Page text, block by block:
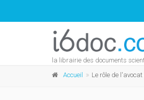
la librairie des documents
Accueil Le rôle de l'avocat dans la phase préliminaire